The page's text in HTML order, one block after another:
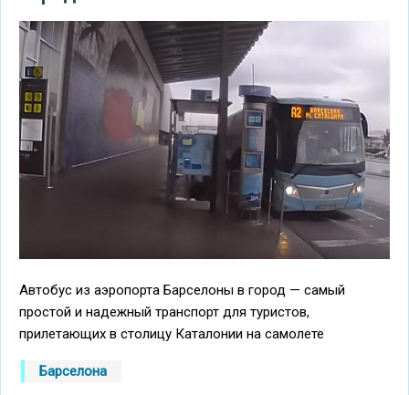
Автобус из аэропорта Барселоны в город — самый
простой и надежный транспорт для туристов,
прилетающих в столицу Каталонии на самолете
Барселона